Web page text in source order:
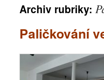
Archiv rubriky:
Paličkování